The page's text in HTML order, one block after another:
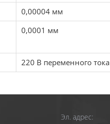
0,00004 мм
0,0001 мм
220 В переменного тока
Эл. адрес: